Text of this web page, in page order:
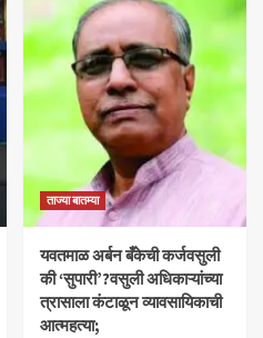
ताज्या बातम्या
​यवतमाळ अर्बन बँकेची कर्जवसुली
की ‘सुपारी’?वसुली अधिकाऱ्यांच्या
त्रासाला कंटाळून व्यावसायिकाची
आत्महत्या;